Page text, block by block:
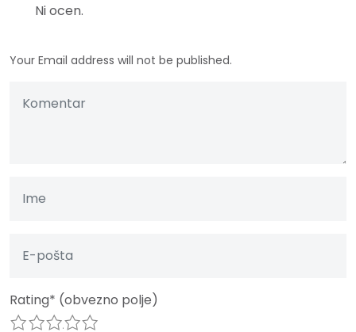
Ni ocen.
Your Email address will not be published.
Rating* (obvezno polje)
5
4
3
2